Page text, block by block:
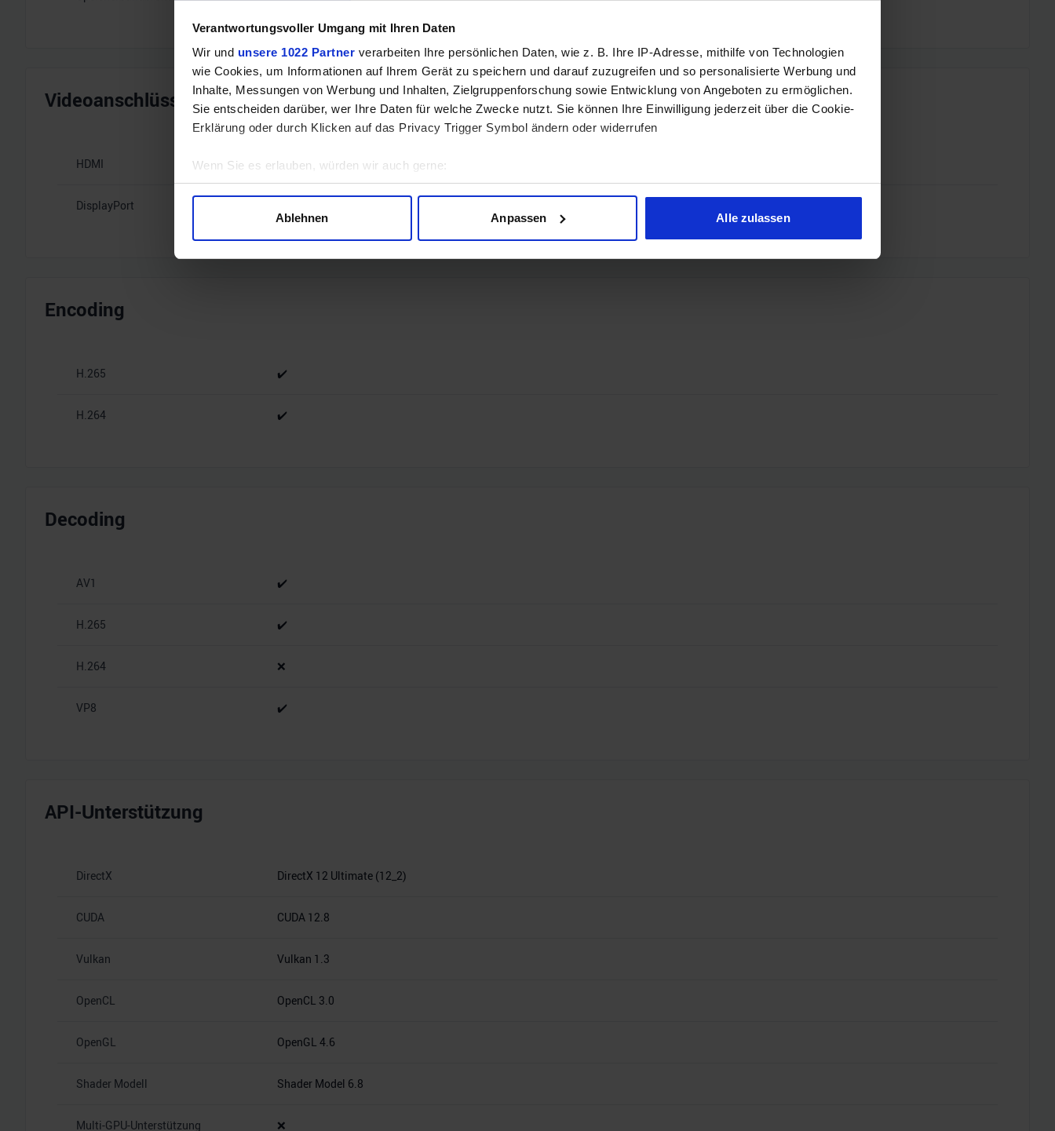
Verantwortungsvoller Umgang mit Ihren Daten
Wir und unsere 1022 Partner verarbeiten Ihre persönlichen Daten, wie z. B. Ihre IP-Adresse, mithilfe von Technologien
wie Cookies, um Informationen auf Ihrem Gerät zu speichern und darauf zuzugreifen und so personalisierte Werbung und
Inhalte, Messungen von Werbung und Inhalten, Zielgruppenforschung sowie Entwicklung von Angeboten zu ermöglichen.
Sie entscheiden darüber, wer Ihre Daten für welche Zwecke nutzt. Sie können Ihre Einwilligung jederzeit über die Cookie-
Erklärung oder durch Klicken auf das Privacy Trigger Symbol ändern oder widerrufen
Wenn Sie es erlauben, würden wir auch gerne:
Informationen über Ihre geografische Lage erfassen, welche bis auf einige Meter genau sein können
Erfahren Sie mehr darüber, wie Ihre persönlichen Daten verarbeitet werden, und legen Sie Ihre Präferenzen im
Ablehnen Anpassen Alle zulassen
Videoanschlüsse
HDMI 1x HDMI 2.1b
DisplayPort
Encoding
H.265 ✔️
H.264 ✔️
Decoding
AV1 ✔️
H.265 ✔️
H.264 ❌
VP8 ✔️
API-Unterstützung
DirectX DirectX 12 Ultimate (12_2)
CUDA CUDA 12.8
Vulkan Vulkan 1.3
OpenCL OpenCL 3.0
OpenGL OpenGL 4.6
Shader Modell Shader Model 6.8
Multi-GPU-Unterstützung ❌